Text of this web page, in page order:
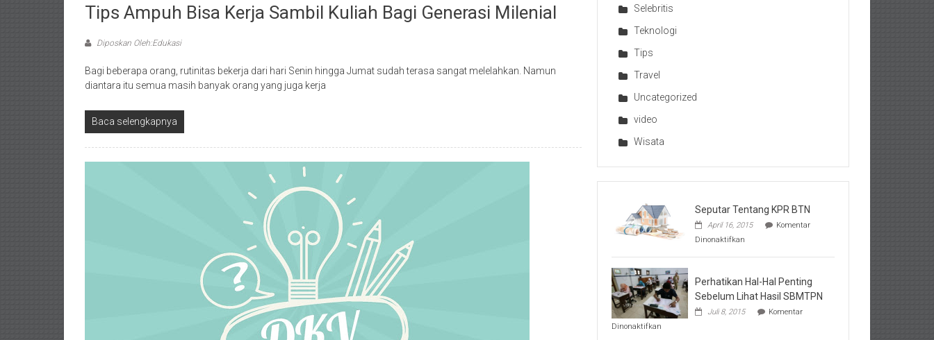
Tips Ampuh Bisa Kerja Sambil Kuliah Bagi Generasi Milenial
Diposkan Oleh:Edukasi
Bagi beberapa orang, rutinitas bekerja dari hari Senin hingga Jumat sudah terasa sangat melelahkan. Namun
diantara itu semua masih banyak orang yang juga kerja
Baca selengkapnya
Selebritis
Teknologi
Tips
Travel
Uncategorized
video
Wisata
Seputar Tentang KPR BTN
April 16, 2015
Komentar
Dinonaktifkan
Tentang
BTN
Perhatikan Hal-Hal Penting
Sebelum Lihat Hasil SBMTPN
Juli 8, 2015
Komentar
Dinonaktifkan